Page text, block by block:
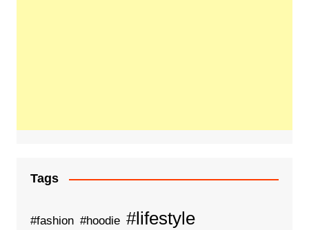
Tags
#fashion #hoodie #lifestyle